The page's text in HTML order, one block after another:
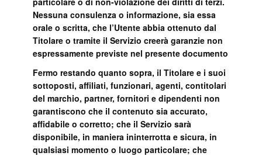
Nessuna consulenza o informazione, sia essa
orale o scritta, che l’Utente abbia ottenuto dal
Titolare o tramite il Servizio creerà garanzie non
espressamente previste nel presente documento
Fermo restando quanto sopra, il Titolare e i suoi
sottoposti, affiliati, funzionari, agenti, contitolari
del marchio, partner, fornitori e dipendenti non
garantiscono che il contenuto sia accurato,
affidabile o corretto; che il Servizio sarà
disponibile, in maniera ininterrotta e sicura, in
qualsiasi momento o luogo particolare; che